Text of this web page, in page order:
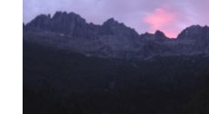
Calendario